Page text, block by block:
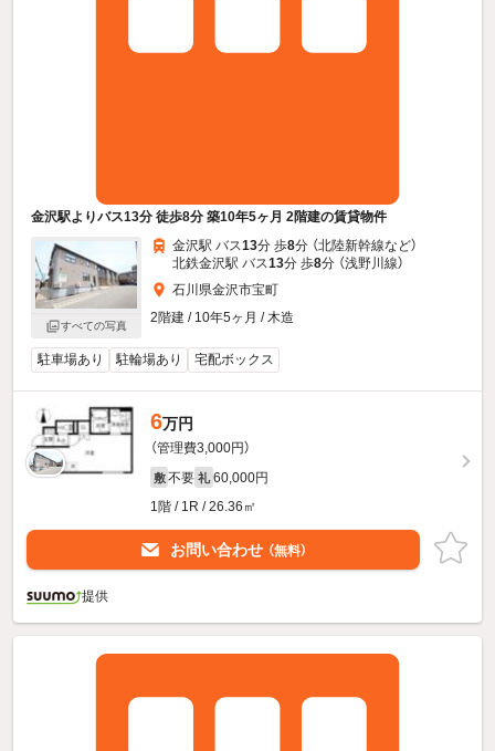
金沢駅よりバス13分 徒歩8分 築10年5ヶ月 2階建の賃貸物件
すべての写真
金沢駅 バス13分 歩8分 （北陸新幹線など）
北鉄金沢駅 バス13分 歩8分 （浅野川線）
石川県金沢市宝町
2階建 / 10年5ヶ月 / 木造
駐車場あり 駐輪場あり 宅配ボックス
6万円
（管理費3,000円）
敷 不要 礼 60,000円
1階 / 1R / 26.36㎡
お問い合わせ （無料）
提供